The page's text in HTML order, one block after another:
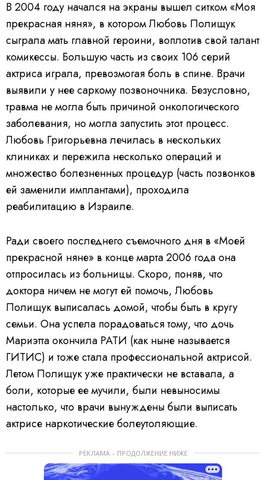
В 2004 году начался на экраны вышел ситком «Моя
прекрасная няня», в котором Любовь Полищук
сыграла мать главной героини, воплотив свой талант
комикессы. Большую часть из своих 106 серий
актриса играла, превозмогая боль в спине. Врачи
выявили у нее саркому позвоночника. Безусловно,
травма не могла быть причиной онкологического
заболевания, но могла запустить этот процесс.
Любовь Григорьевна лечилась в нескольких
клиниках и пережила несколько операций и
множество болезненных процедур (часть позвонков
ей заменили имплантами), проходила
реабилитацию в Израиле.
Ради своего последнего съемочного дня в «Моей
прекрасной няне» в конце марта 2006 года она
отпросилась из больницы. Скоро, поняв, что
доктора ничем не могут ей помочь, Любовь
Полищук выписалась домой, чтобы быть в кругу
семьи. Она успела порадоваться тому, что дочь
Мариэтта окончила РАТИ (как ныне называется
ГИТИС) и тоже стала профессиональной актрисой.
Летом Полищук уже практически не вставала, а
боли, которые ее мучили, были невыносимы
настолько, что врачи вынуждены были выписать
актрисе наркотические болеутоляющие.
РЕКЛАМА – ПРОДОЛЖЕНИЕ НИЖЕ